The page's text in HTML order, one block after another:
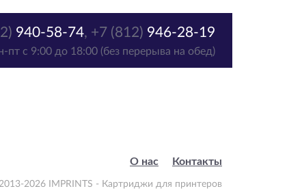
940-58-74, +7 (812) 946-28-19
пт с 9:00 до 18:00 (без перерыва на обед)
О нас Контакты
2026 IMPRINTS - Картриджи для принтеров